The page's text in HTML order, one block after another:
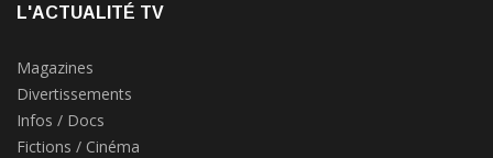
L'ACTUALITÉ TV
Magazines
Divertissements
Infos / Docs
Fictions / Cinéma